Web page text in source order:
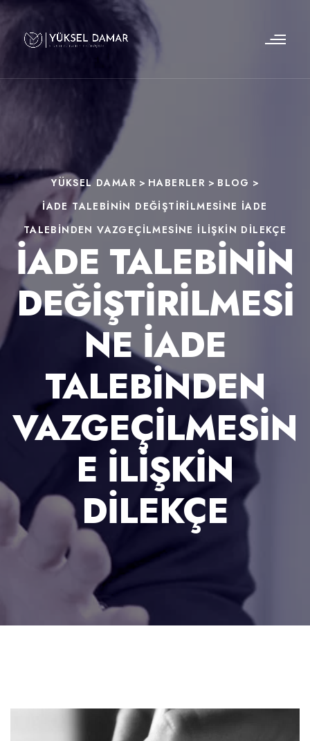
YÜKSEL DAMAR > HABERLER > BLOG >
İADE TALEBININ DEĞIŞTIRILMESINE IADE
TALEBINDEN VAZGEÇILMESINE ILIŞKIN DILEKÇE
İADE TALEBININ
DEĞIŞTIRILMESI
NE IADE
TALEBINDEN
VAZGEÇILMESIN
E ILIŞKIN
DILEKÇE